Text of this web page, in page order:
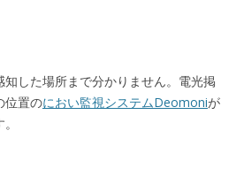
した場所まで分かりません。電光掲
位置のにおい監視システムDeomoniが